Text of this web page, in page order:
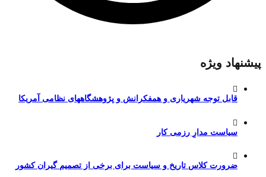
پیشنهاد ویژه
قابل توجه شهریاری و همفکرانش و پژوهشگاههای نظامی آمریکا
سیاست مدارِ رزمی کار
ضرورت کلاس تاریخ و سیاست برای برخی از تصمیم گیران کشور